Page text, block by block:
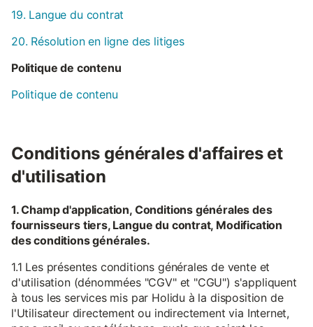
19. Langue du contrat
20. Résolution en ligne des litiges
Politique de contenu
Politique de contenu
Conditions générales d'affaires et
d'utilisation
1. Champ d'application, Conditions générales des
fournisseurs tiers, Langue du contrat, Modification
des conditions générales.
1.1 Les présentes conditions générales de vente et
d'utilisation (dénommées "CGV" et "CGU") s'appliquent
à tous les services mis par Holidu à la disposition de
l'Utilisateur directement ou indirectement via Internet,